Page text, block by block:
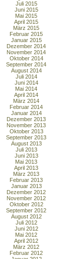
Juli 2015
Juni 2015
Mai 2015
April 2015
März 2015
Februar 2015
Januar 2015
Dezember 2014
November 2014
Oktober 2014
September 2014
August 2014
Juli 2014
Juni 2014
Mai 2014
April 2014
März 2014
Februar 2014
Januar 2014
Dezember 2013
November 2013
Oktober 2013
September 2013
August 2013
Juli 2013
Juni 2013
Mai 2013
April 2013
März 2013
Februar 2013
Januar 2013
Dezember 2012
November 2012
Oktober 2012
September 2012
August 2012
Juli 2012
Juni 2012
Mai 2012
April 2012
März 2012
Februar 2012